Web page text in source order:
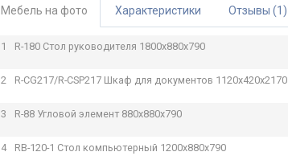
Мебель на фото Характеристики Отзывы (1)
1 R-180 Стол руководителя 1800x880x790
2 R-CG217/R-CSP217 Шкаф для документов 1120x420x2170
3 R-88 Угловой элемент 880x880x790
4 RB-120-1 Стол компьютерный 1200x880x790